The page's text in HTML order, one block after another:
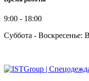
9:00 - 18:00
Суббота - Воскресенье: